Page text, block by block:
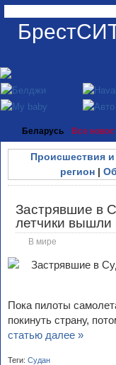
Беларусь Все
Происшествия
регион |
Застрявшие в
летчики вышли
В мире
Пока пилоты
покинуть страну,
статью далее »
Теги: Судан